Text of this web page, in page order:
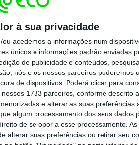
à sua privacidade
ou acedemos a informações num
únicos e informações padrão enviadas
de publicidade e conteúdos,
nós e os nossos parceiros poderemos
de dispositivos. Poderá clicar para
1733 parceiros, conforme descrito
e alterar as suas preferências
algum processamento dos seus dados
de se opor a esse processamento.
alterar suas preferências ou retirar seu
dezembro de 2024. Portugal,
Marrocos, que repete em
a Espanha já albergou o
realizar algum
“residual” e que, em